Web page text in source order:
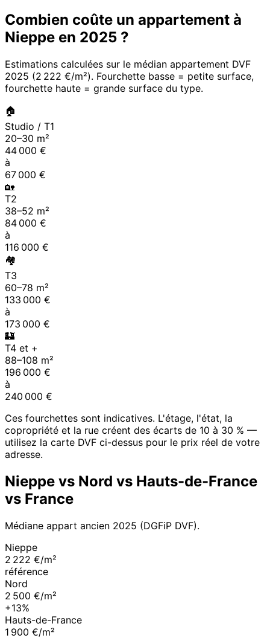
Combien coûte un appartement à
Nieppe en 2025 ?
Estimations calculées sur le médian appartement DVF
2025 (2 222 €/m²). Fourchette basse = petite surface,
fourchette haute = grande surface du type.
🏠
Studio / T1
20–30 m²
44 000 €
à
67 000 €
🏡
T2
38–52 m²
84 000 €
à
116 000 €
🏘
T3
60–78 m²
133 000 €
à
173 000 €
🏰
T4 et +
88–108 m²
196 000 €
à
240 000 €
Ces fourchettes sont indicatives. L'étage, l'état, la
copropriété et la rue créent des écarts de 10 à 30 % —
utilisez la carte DVF ci-dessus pour le prix réel de votre
adresse.
Nieppe vs Nord vs Hauts-de-France
vs France
Médiane appart ancien 2025 (DGFiP DVF).
Nieppe
2 222 €/m²
référence
Nord
2 500 €/m²
+13%
Hauts-de-France
1 900 €/m²